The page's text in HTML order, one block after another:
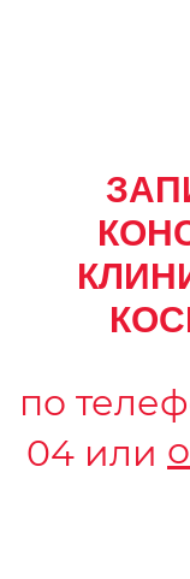
по
04 или